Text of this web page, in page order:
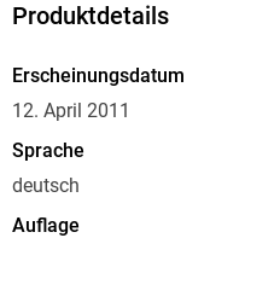
Produktdetails
Erscheinungsdatum
12. April 2011
Sprache
deutsch
Auflage